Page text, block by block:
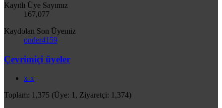
Kayıtlı Üye Sayımız
167,077
Kaydolan Son Üyemiz
onder4159
Çevrimiçi üyeler
x-x
Toplam: 1,375 (Üye: 1, Ziyaretçi: 1,374)